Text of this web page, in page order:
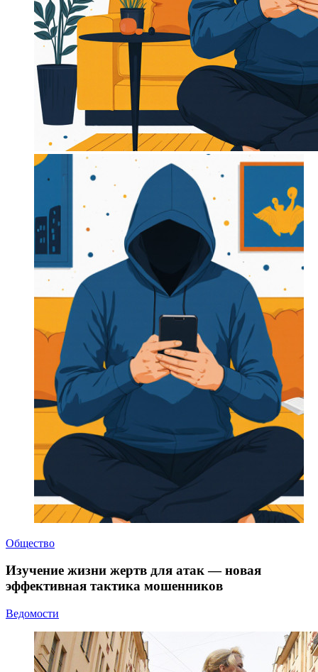
Общество
Изучение жизни жертв для атак — новая
эффективная тактика мошенников
Ведомости